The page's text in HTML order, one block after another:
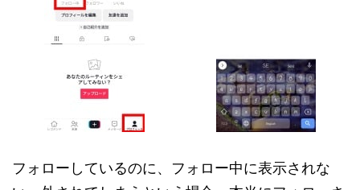
フォローしているのに、フォロー中に表示されな